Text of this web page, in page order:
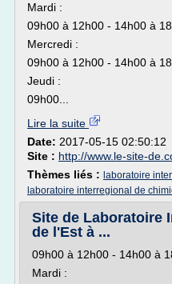
Mardi :
09h00 à 12h00 - 14h00 à
Mercredi :
09h00 à 12h00 - 14h00 à
Jeudi :
09h00...
Lire la suite
Date: 2017-05-15 02:50:12
Site : http://www.le-site-
Thèmes liés : laboratoire
laboratoire interregional de
Site de Laboratoire
de l'Est à ...
09h00 à 12h00 - 14h00 à
Mardi :